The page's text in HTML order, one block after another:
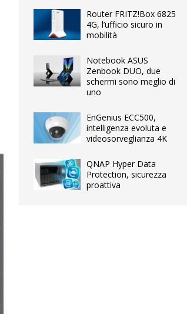
Router FRITZ!Box 6825
4G, l’ufficio sicuro in
mobilità
Notebook ASUS
Zenbook DUO, due
schermi sono meglio di
uno
EnGenius ECC500,
intelligenza evoluta e
videosorveglianza 4K
QNAP Hyper Data
Protection, sicurezza
proattiva